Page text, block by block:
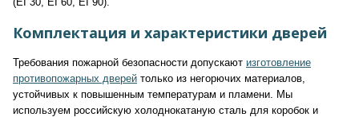
Комплектация и характеристики дверей
Требования пожарной безопасности допускают изготовление
противопожарных дверей только из негорючих материалов,
устойчивых к повышенным температурам и пламени. Мы
используем российскую холоднокатаную сталь для коробок и